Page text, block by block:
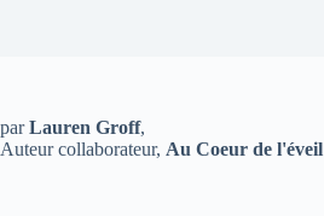
parLauren Groff,
Auteur collaborateur, Au Coeur de l'éveil